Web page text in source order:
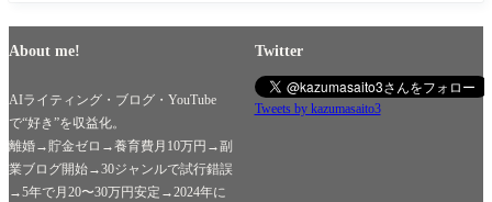
About me!
AIライティング・ブログ・YouTube
で“好き”を収益化。
離婚→貯金ゼロ→養育費月10万円→副
業ブログ開始→30ジャンルで試行錯誤
→5年で月20〜30万円安定→2024年に
Twitter
Tweets by kazumasaito3